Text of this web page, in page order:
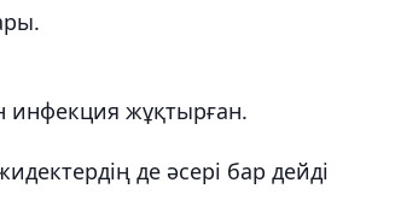
инфекция жұқтырған.
де әсері бар дейді